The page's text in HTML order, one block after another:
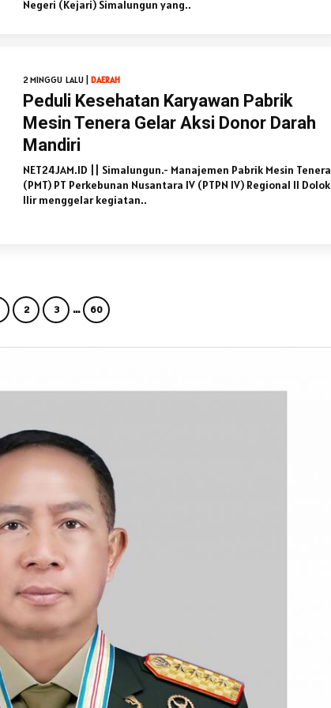
Negeri (Kejari) Simalungun yang..
2 MINGGU LALU | DAERAH
Peduli Kesehatan Karyawan Pabrik
Mesin Tenera Gelar Aksi Donor Darah
Mandiri
NET24JAM.ID || Simalungun.- Manajemen Pabrik Mesin Tenera
(PMT) PT Perkebunan Nusantara IV (PTPN IV) Regional II Dolok
Ilir menggelar kegiatan..
2 3 … 60